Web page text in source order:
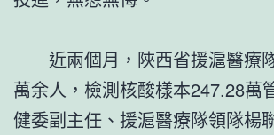
近兩個月，陜西省援滬醫療
萬余人，檢測核酸樣本247.28萬
健委副主任、援滬醫療隊領隊楊